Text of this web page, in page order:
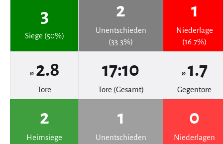
3
Siege (50%)
2
Unentschieden
(33.3%)
1
Niederlage
(16.7%)
⌀ 2.8
Tore
17:10
Tore (Gesamt)
⌀ 1.7
Gegentore
2
Heimsiege
1
Unentschieden
0
Niederlagen